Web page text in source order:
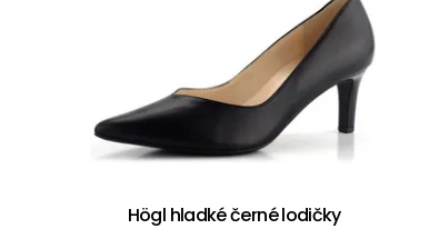
Högl hladké černé lodičky